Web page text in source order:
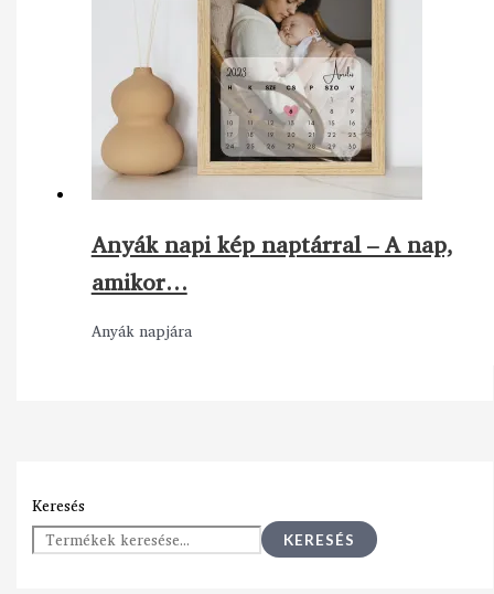
Keresés
KERESÉS
Anyák napi kép naptárral – A nap,
amikor…
Anyák napjára